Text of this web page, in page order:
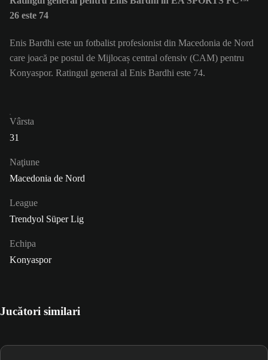
26 este 74
Enis Bardhi este un fotbalist profesionist din Macedonia de Nord
care joacă pe postul de Mijlocaș central ofensiv (CAM) pentru
Konyaspor. Ratingul general al Enis Bardhi este 74.
Vârsta
31
Naţiune
Macedonia de Nord
League
Trendyol Süper Lig
Echipa
Konyaspor
Jucători similari